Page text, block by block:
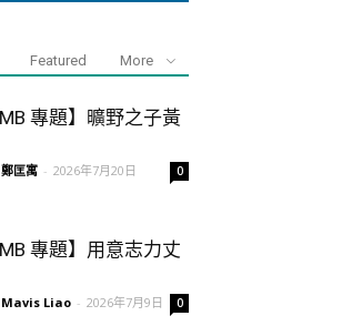
Featured More
專題】曠野之子黃
鄭匡寓 - 2026年7月20日 0
專題】用意志力丈
Mavis Liao - 2026年7月9日 0